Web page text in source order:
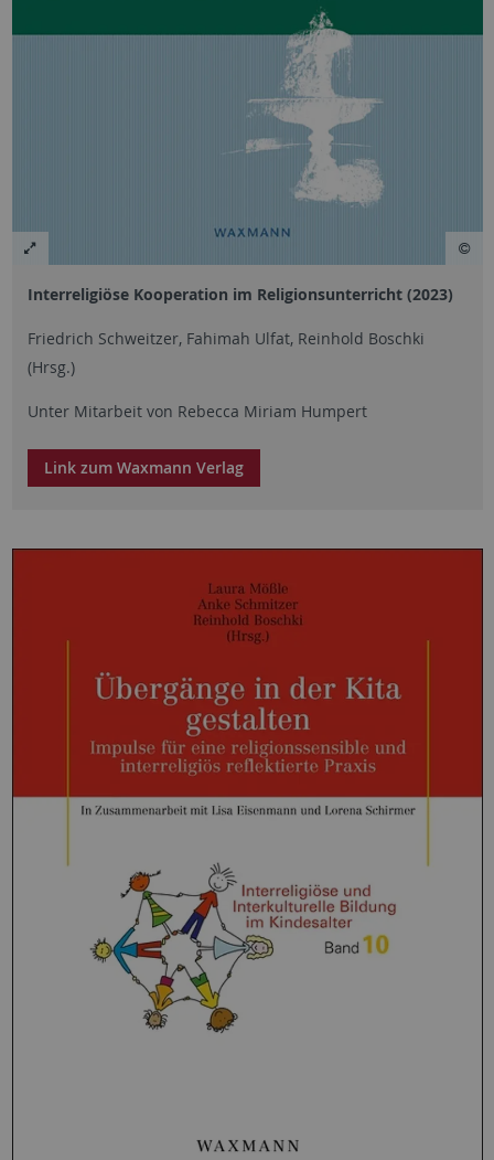
Interreligiöse Kooperation im Religionsunterricht (2023)
Friedrich Schweitzer, Fahimah Ulfat, Reinhold Boschki
(Hrsg.)
Unter Mitarbeit von Rebecca Miriam Humpert
Link zum Waxmann Verlag